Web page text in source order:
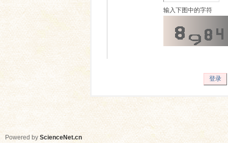
输入下图中的字符
登录
Powered by ScienceNet.cn